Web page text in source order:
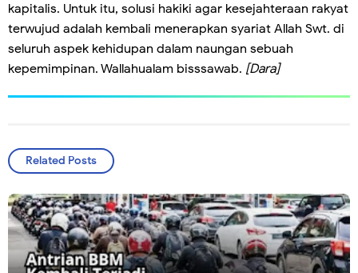
kapitalis. Untuk itu, solusi hakiki agar kesejahteraan rakyat
terwujud adalah kembali menerapkan syariat Allah Swt. di
seluruh aspek kehidupan dalam naungan sebuah
kepemimpinan. Wallahualam bisssawab. [Dara]
Related Posts